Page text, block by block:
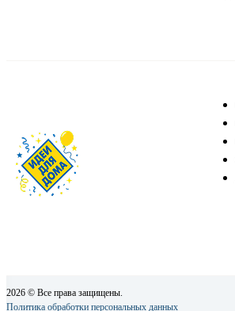
2026 © Все права защищены.
Политика обработки персональных данных